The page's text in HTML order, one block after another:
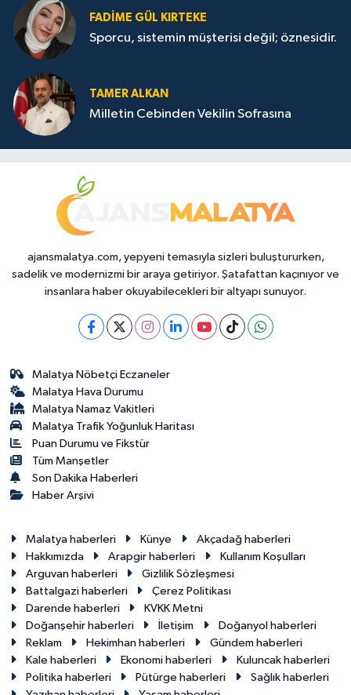
FADIME GÜL KIRTEKE
Sporcu, sistemin müşterisi değil; öznesidir.
TAMER ALKAN
Milletin Cebinden Vekilin Sofrasına
ajansmalatya.com, yepyeni temasıyla sizleri buluştururken,
sadelik ve modernizmi bir araya getiriyor. Şatafattan kaçınıyor ve
insanlara haber okuyabilecekleri bir altyapı sunuyor.
Malatya Nöbetçi Eczaneler
Malatya Hava Durumu
Malatya Namaz Vakitleri
Malatya Trafik Yoğunluk Haritası
Puan Durumu ve Fikstür
Tüm Manşetler
Son Dakika Haberleri
Haber Arşivi
Malatya haberleri Künye
Akçadağ haberleri
Hakkımızda
Arapgir haberleri
Kullanım Koşulları
Arguvan haberleri
Gizlilik Sözleşmesi
Battalgazi haberleri
Çerez Politikası
Darende haberleri
KVKK Metni
Doğanşehir haberleri
İletişim
Doğanyol haberleri
Reklam
Hekimhan haberleri
Gündem haberleri
Kale haberleri
Ekonomi haberleri
Kuluncak haberleri
Politika haberleri
Pütürge haberleri
Sağlık haberleri